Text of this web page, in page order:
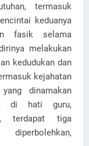
termasuk
keduanya
fasik selama
melakukan
kedudukan dan
kejahatan
dinamakan
di hati guru,
terdapat tiga